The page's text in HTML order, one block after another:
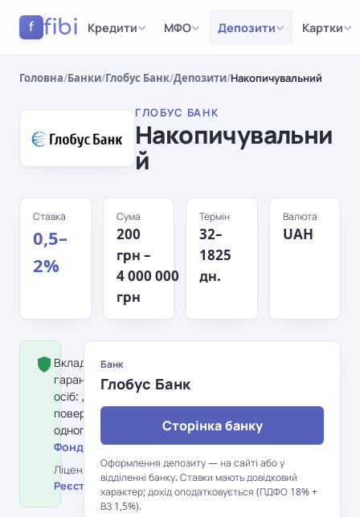
f fibi Кредити МФО Депозити Картки
Головна/Банки/Глобус Банк/Депозити/Накопичувальний
ГЛОБУС БАНК
Накопичувальни
й
Ставка
0,5–
2%
Сума
200
грн –
4 000 000
грн
Термін
32–
1825
дн.
Валюта
UAH
Вклад застрахований Фондом
гарантування вкладів фізичних
осіб: держава гарантує
повернення до 600 000 грн на
одного вкладника в банку.
Фонд гарантування вкладів →
Ліцензія НБУ №240 від 21.01.2019 ·
Реєстр НБУ →
Банк
Глобус Банк
Сторінка банку
Оформлення депозиту — на сайті або у
відділенні банку. Ставки мають довідковий
характер; дохід оподатковується (ПДФО 18% +
ВЗ 1,5%).